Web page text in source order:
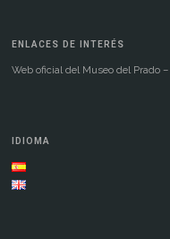
ENLACES DE INTERÉS
Web oficial del Museo del Prado –
IDIOMA